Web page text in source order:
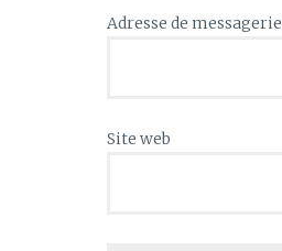
Adresse de messagerie
Site web